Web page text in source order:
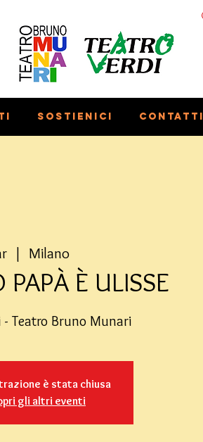
Sostienici Contatti
  |
Milano
PAPÀ È ULISSE
Teatro Bruno Munari
è stata chiusa
gli altri eventi